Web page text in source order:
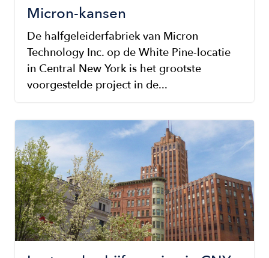
Micron-kansen
De halfgeleiderfabriek van Micron
Technology Inc. op de White Pine-locatie
in Central New York is het grootste
voorgestelde project in de...
Image